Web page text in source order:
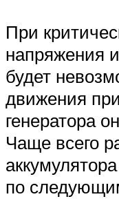
При
напряжения
будет
движения
генератора
Чаще всего
по